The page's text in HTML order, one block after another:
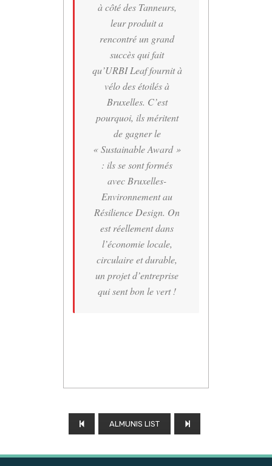
à côté des Tanneurs,
leur produit a
rencontré un grand
succès qui fait
qu’URBI Leaf fournit à
vélo des étoilés à
Bruxelles. C’est
pourquoi, ils méritent
de gagner le
« Sustainable Award »
: ils se sont formés
avec Bruxelles-
Environnement au
Résilience Design. On
est réellement dans
l’économie locale,
circulaire et durable,
un projet d’entreprise
qui sent bon le vert !
ALMUNIS LIST